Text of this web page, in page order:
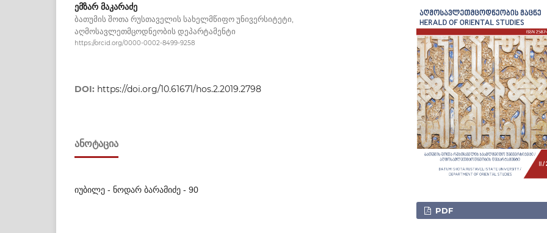
ემზარ მაკარაძე
ბათუმის შოთა რუსთაველის სახელმწიფო უნივერსიტეტი,
აღმოსავლეთმცოდნეობის დეპარტამენტი
https://orcid.org/0000-0002-8499-9258
DOI: https://doi.org/10.61671/hos.2.2019.2798
ᲐᲜᲝᲢᲐᲪᲘᲐ
იუბილე - ნოდარ ბარამიძე - 90
PDF